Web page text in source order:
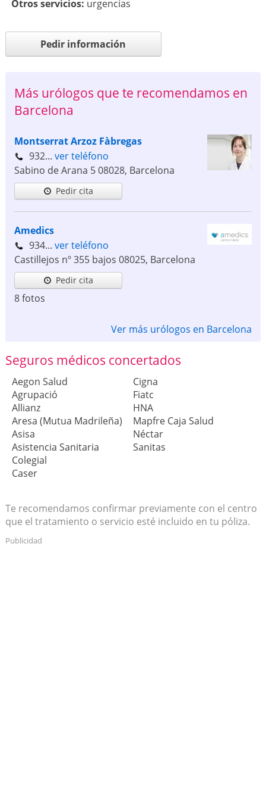
Otros servicios: urgencias
Pedir información
Más urólogos que te recomendamos en
Barcelona
Montserrat Arzoz Fàbregas
932... ver teléfono
Sabino de Arana 508028, Barcelona
Pedir cita
Amedics
934... ver teléfono
Castillejos nº 355 bajos 08025, Barcelona
Pedir cita
8 fotos
Ver más urólogos en Barcelona
Seguros médicos concertados
Aegon Salud
Agrupació
Allianz
Aresa (Mutua Madrileña)
Asisa
Asistencia Sanitaria
Colegial
Caser
Cigna
Fiatc
HNA
Mapfre Caja Salud
Néctar
Sanitas
Te recomendamos confirmar previamente con el centro
que el tratamiento o servicio esté incluido en tu póliza.
Publicidad